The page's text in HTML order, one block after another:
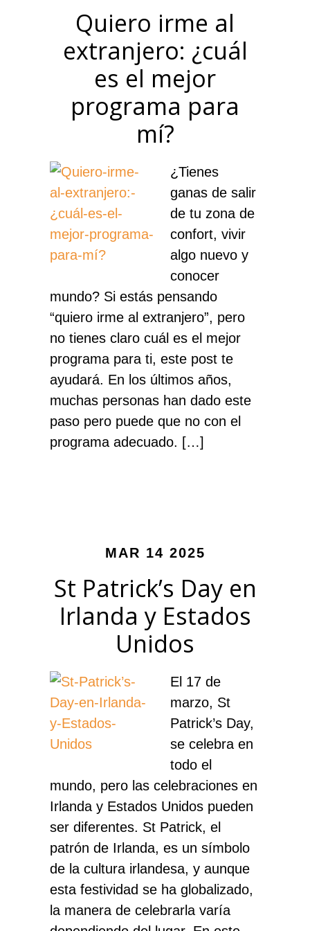
Quiero irme al
extranjero: ¿cuál
es el mejor
programa para
mí?
¿Tienes
ganas de salir
de tu zona de
confort, vivir
algo nuevo y
conocer
mundo? Si estás pensando
“quiero irme al extranjero”, pero
no tienes claro cuál es el mejor
programa para ti, este post te
ayudará. En los últimos años,
muchas personas han dado este
paso pero puede que no con el
programa adecuado. […]
MAR 14 2025
St Patrick’s Day en
Irlanda y Estados
Unidos
El 17 de
marzo, St
Patrick’s Day,
se celebra en
todo el
mundo, pero las celebraciones en
Irlanda y Estados Unidos pueden
ser diferentes. St Patrick, el
patrón de Irlanda, es un símbolo
de la cultura irlandesa, y aunque
esta festividad se ha globalizado,
la manera de celebrarla varía